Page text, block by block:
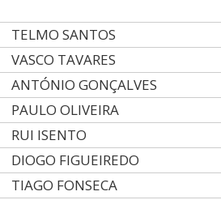
TELMO SANTOS
VASCO TAVARES
ANTÓNIO GONÇALVES
PAULO OLIVEIRA
RUI ISENTO
DIOGO FIGUEIREDO
TIAGO FONSECA